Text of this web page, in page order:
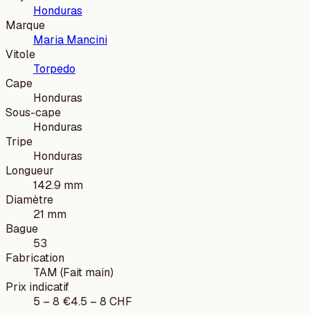
Honduras
Marque
Maria Mancini
Vitole
Torpedo
Cape
Honduras
Sous-cape
Honduras
Tripe
Honduras
Longueur
142.9 mm
Diamètre
21 mm
Bague
53
Fabrication
TAM (Fait main)
Prix indicatif
5 – 8 €4.5 – 8 CHF